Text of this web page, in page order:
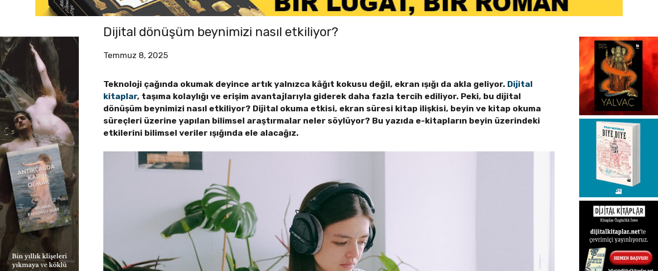
Dijital dönüşüm beynimizi nasıl etkiliyor?
Temmuz 8, 2025
Teknoloji çağında okumak deyince artık yalnızca kâğıt kokusu değil, ekran ışığı da akla geliyor. Dijital
kitaplar, taşıma kolaylığı ve erişim avantajlarıyla giderek daha fazla tercih ediliyor. Peki, bu dijital
dönüşüm beynimizi nasıl etkiliyor? Dijital okuma etkisi, ekran süresi kitap ilişkisi, beyin ve kitap okuma
süreçleri üzerine yapılan bilimsel araştırmalar neler söylüyor? Bu yazıda e-kitapların beyin üzerindeki
etkilerini bilimsel veriler ışığında ele alacağız.